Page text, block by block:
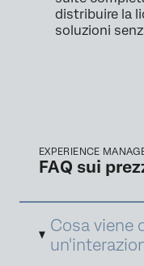
distribuire la
soluzioni
EXPERIENCE
FAQ sui
Cosa viene